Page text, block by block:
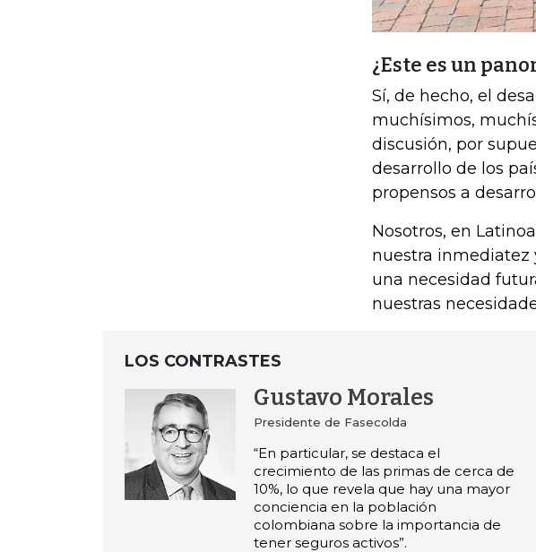
¿Este es un
Sí, de hecho, el
muchísimos,
discusión, por
desarrollo de los
propensos a
Nosotros, en
nuestra inmediatez
una necesidad
nuestras
LOS CONTRASTES
Gustavo Morales
Presidente de Fasecolda
“En particular, se destaca el
crecimiento de las primas de cerca de
10%, lo que revela que hay una mayor
conciencia en la población
colombiana sobre la importancia de
tener seguros activos”.